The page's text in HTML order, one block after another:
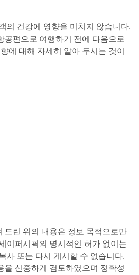
의 건강에 영향을 미치지 않습니다.
공편으로 여행하기 전에 다음으로
에 대해 자세히 알아 두시는 것이
드린 위의 내용은 정보 목적으로만
이퍼시픽의 명시적인 허가 없이는
사 또는 다시 게시할 수 없습니다.
을 신중하게 검토하였으며 정확성